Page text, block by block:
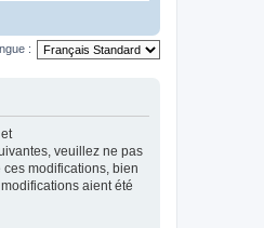
:
veuillez ne pas
ces modifications, bien
aient été